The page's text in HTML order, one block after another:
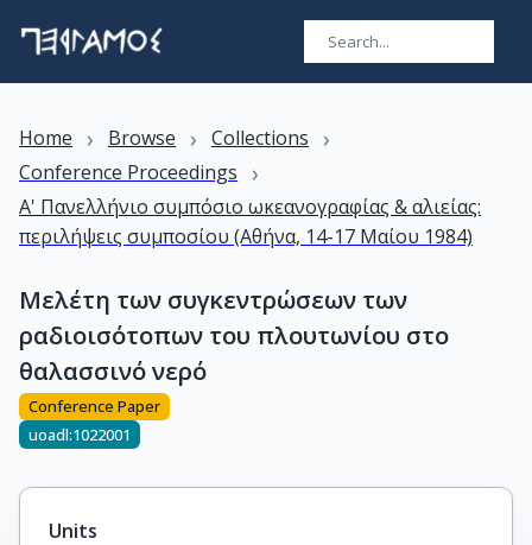
Home › Browse › Collections ›
Conference Proceedings ›
Α' Πανελλήνιο συμπόσιο ωκεανογραφίας & αλιείας:
περιλήψεις συμποσίου (Αθήνα, 14-17 Μαίου 1984)
Μελέτη των συγκεντρώσεων των
ραδιοισότοπων του πλουτωνίου στο
θαλασσινό νερό
Conference Paper
uoadl:1022001
Units